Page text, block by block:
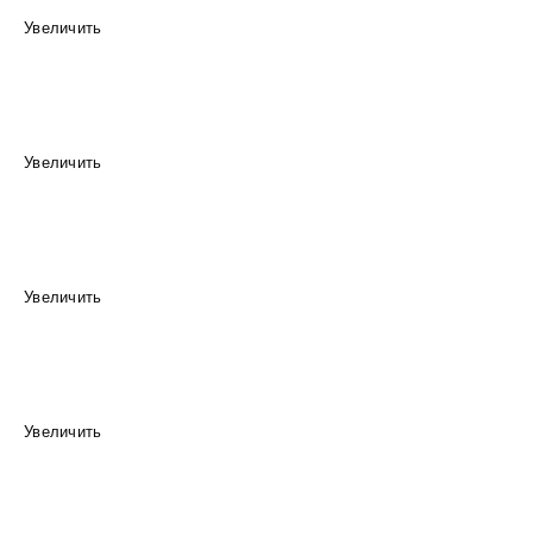
Увеличить
Увеличить
Увеличить
Увеличить